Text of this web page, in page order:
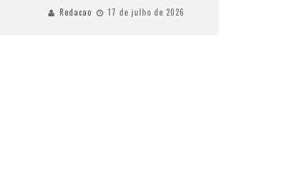
Redacao 17 de julho de 2026